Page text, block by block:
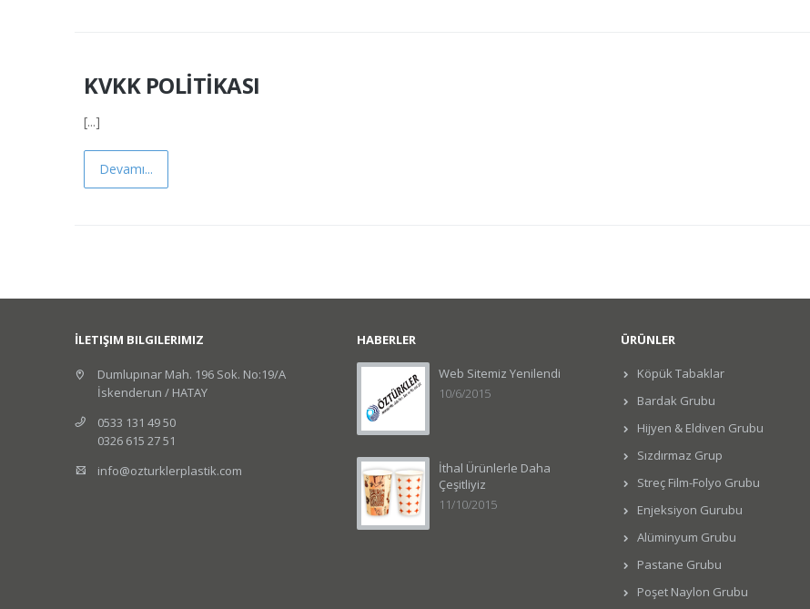
KVKK POLİTİKASI
[...]
Devamı...
İLETIŞIM BILGILERIMIZ
Dumlupınar Mah. 196 Sok. No:19/A
İskenderun / HATAY
0533 131 49 50
0326 615 27 51
info@ozturklerplastik.com
HABERLER
Web Sitemiz Yenilendi
10/6/2015
İthal Ürünlerle Daha
Çeşitliyiz
11/10/2015
ÜRÜNLER
Köpük Tabaklar
Bardak Grubu
Hijyen & Eldiven Grubu
Sızdırmaz Grup
Streç Film-Folyo Grubu
Enjeksiyon Gurubu
Alüminyum Grubu
Pastane Grubu
Poşet Naylon Grubu